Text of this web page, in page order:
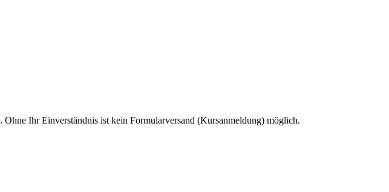
Ihr Einverständnis ist kein Formularversand (Kursanmeldung) möglich.